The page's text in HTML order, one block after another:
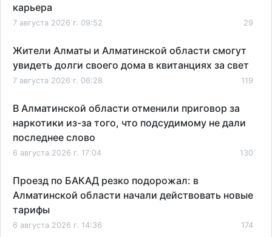
карьера
7 августа 2026 г. 09:52 29
Жители Алматы и Алматинской области смогут
увидеть долги своего дома в квитанциях за свет
7 августа 2026 г. 06:28 119
В Алматинской области отменили приговор за
наркотики из-за того, что подсудимому не дали
последнее слово
6 августа 2026 г. 17:04 130
Проезд по БАКАД резко подорожал: в
Алматинской области начали действовать новые
тарифы
6 августа 2026 г. 14:36 174